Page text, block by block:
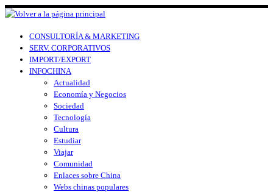
CONSULTORÍA & MARKETING
SERV. CORPORATIVOS
IMPORT/EXPORT
INFOCHINA
Actualidad
Economía y Negocios
Sociedad
Tecnología
Cultura
Estudiar
Viajar
Comunidad
Enlaces sobre China
Webs chinas populares